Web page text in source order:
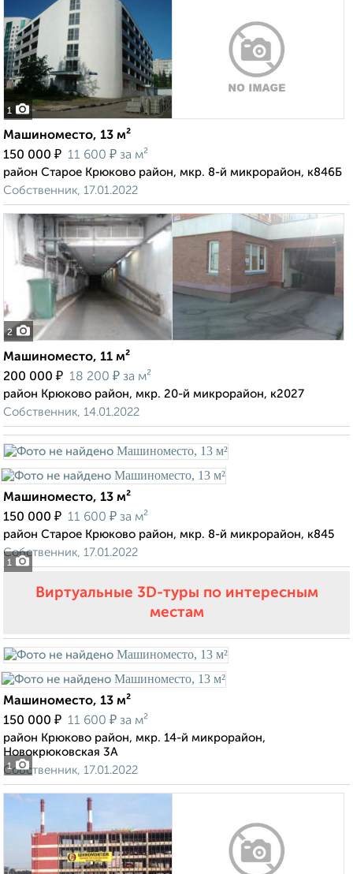
1
Машиноместо, 13 м²
150 000 ₽ 11 600 ₽ за м²
район Старое Крюково район, мкр. 8-й микрорайон, к846Б
Собственник, 17.01.2022
2
Машиноместо, 11 м²
200 000 ₽ 18 200 ₽ за м²
район Крюково район, мкр. 20-й микрорайон, к2027
Собственник, 14.01.2022
1
Машиноместо, 13 м²
150 000 ₽ 11 600 ₽ за м²
район Старое Крюково район, мкр. 8-й микрорайон, к845
Собственник, 17.01.2022
Виртуальные 3D-туры по интересным
местам
1
Машиноместо, 13 м²
150 000 ₽ 11 600 ₽ за м²
район Крюково район, мкр. 14-й микрорайон,
Новокрюковская 3А
Собственник, 17.01.2022